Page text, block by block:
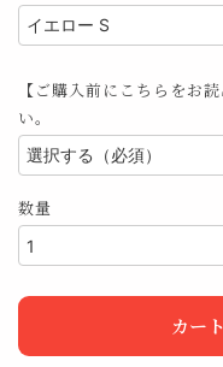
【ご購入前にこちらをお
い。
数量
カー